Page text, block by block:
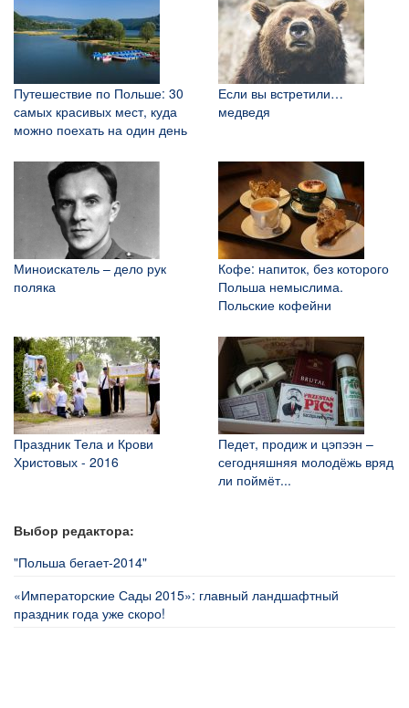
Путешествие по Польше: 30
самых красивых мест, куда
можно поехать на один день
Если вы встретили…
медведя
Миноискатель – дело рук
поляка
Кофе: напиток, без которого
Польша немыслима.
Польские кофейни
Праздник Тела и Крови
Христовых - 2016
Педет, продиж и цэпээн –
сегодняшняя молодёжь вряд
ли поймёт...
Выбор редактора:
"Польша бегает-2014"
«Императорские Сады 2015»: главный ландшафтный
праздник года уже скоро!